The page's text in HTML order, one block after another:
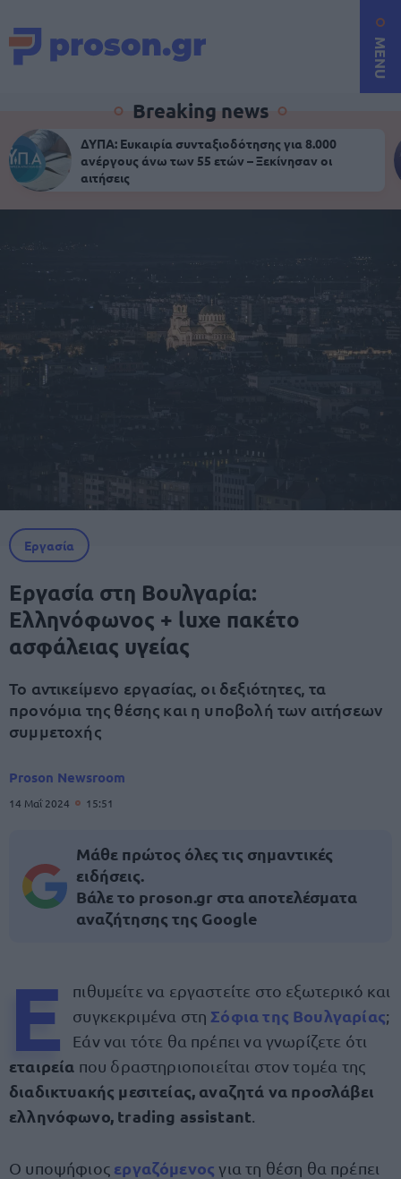
MENU
Breaking news
ΔΥΠΑ: Ευκαιρία συνταξιοδότησης για 8.000
ανέργους άνω των 55 ετών – Ξεκίνησαν οι
αιτήσεις
Εργασία
Εργασία στη Βουλγαρία:
Ελληνόφωνος + luxe πακέτο
ασφάλειας υγείας
Το αντικείμενο εργασίας, οι δεξιότητες, τα
προνόμια της θέσης και η υποβολή των αιτήσεων
συμμετοχής
Proson Newsroom
14 Μαΐ 2024 15:51
Μάθε πρώτος όλες τις σημαντικές
ειδήσεις.
Βάλε το proson.gr στα αποτελέσματα
αναζήτησης της Google
Ε
πιθυμείτε να εργαστείτε στο εξωτερικό και
συγκεκριμένα στη Σόφια της Βουλγαρίας;
Εάν ναι τότε θα πρέπει να γνωρίζετε ότι
εταιρεία που δραστηριοποιείται στον τομέα της
διαδικτυακής μεσιτείας, αναζητά να προσλάβει
ελληνόφωνο, trading assistant
Ο υποψήφιος εργαζόμενος για τη θέση θα πρέπει